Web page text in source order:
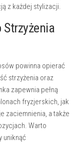
z każdej stylizacji.
powinna opierać
strzyżenia oraz
zapewnia pełną
fryzjerskich, jak
zaciemnienia, a także
Warto
uniknąć